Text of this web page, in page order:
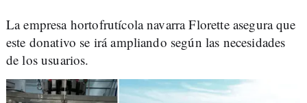
La empresa hortofrutícola navarra Florette asegura que
este donativo se irá ampliando según las necesidades
de los usuarios.